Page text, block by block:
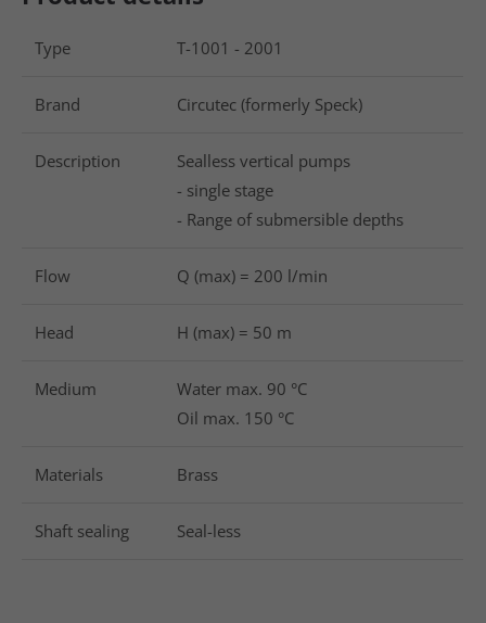
Cum sociis natoque penatibus et magnis dis
parturient montes, nascetur ridiculus mus. Donec
Type T-1001 - 2001
Brand Circutec (formerly Speck)
Description
Sealless vertical pumps
- single stage
- Range of submersible depths
Flow Q (max) = 200 l/min
Head H (max) = 50 m
Medium
Water max. 90 °C
Oil max. 150 °C
Materials Brass
Shaft sealing Seal-less